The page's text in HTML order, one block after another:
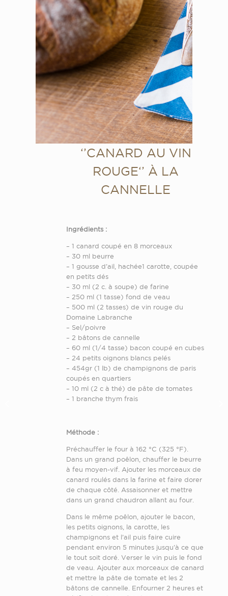
‘’CANARD AU VIN
ROUGE‘’ À LA
CANNELLE
Ingrédients :
– 1 canard coupé en 8 morceaux
– 30 ml beurre
– 1 gousse d’ail, hachée1 carotte, coupée
en petits dés
– 30 ml (2 c. à soupe) de farine
– 250 ml (1 tasse) fond de veau
– 500 ml (2 tasses) de vin rouge du
Domaine Labranche
– Sel/poivre
– 2 bâtons de cannelle
– 60 ml (1/4 tasse) bacon coupé en cubes
– 24 petits oignons blancs pelés
– 454gr (1 lb) de champignons de paris
coupés en quartiers
– 10 ml (2 c à thé) de pâte de tomates
– 1 branche thym frais
Méthode :
Préchauffer le four à 162 °C (325 °F).
Dans un grand poêlon, chauffer le beurre
à feu moyen-vif. Ajouter les morceaux de
canard roulés dans la farine et faire dorer
de chaque côté. Assaisonner et mettre
dans un grand chaudron allant au four.
Dans le même poêlon, ajouter le bacon,
les petits oignons, la carotte, les
champignons et l’ail puis faire cuire
pendant environ 5 minutes jusqu’à ce que
le tout soit doré. Verser le vin puis le fond
de veau. Ajouter aux morceaux de canard
et mettre la pâte de tomate et les 2
bâtons de cannelle. Enfourner 2 heures et